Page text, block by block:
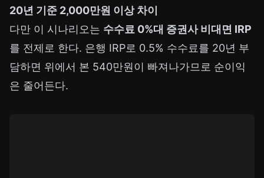
20년 기준 2,000만원 이상 차이
다만 이 시나리오는 수수료 0%대 증권사 비대면 IRP
를 전제로 한다. 은행 IRP로 0.5% 수수료를 20년 부
담하면 위에서 본 540만원이 빠져나가므로 순이익
은 줄어든다.